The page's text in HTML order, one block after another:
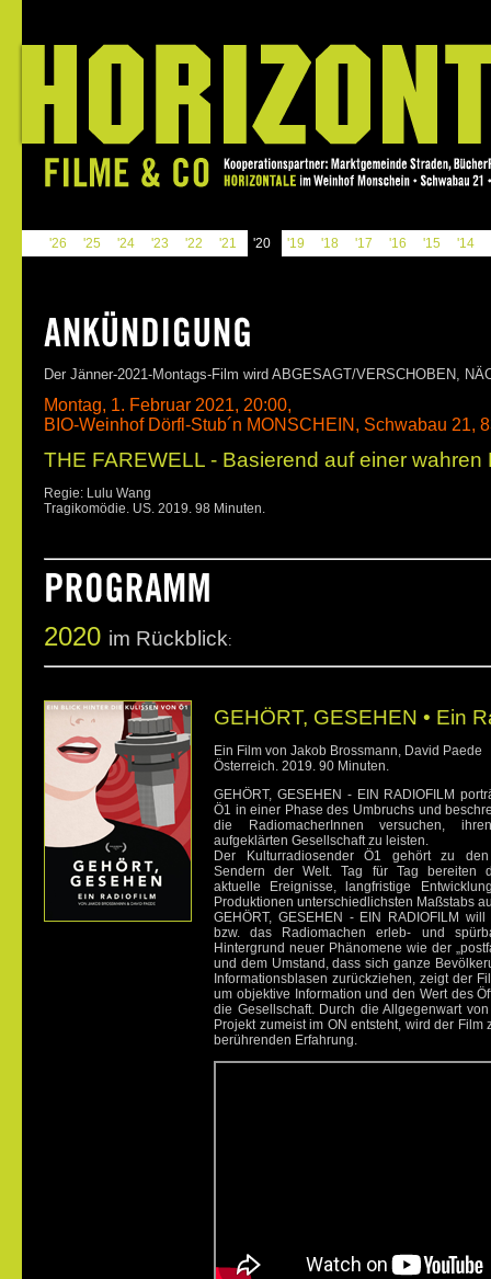
'26 '25 '24 '23 '22 '21 '20 '19 '18 '17 '16 '15 '14
Der Jänner-2021-Montags-Film wird ABGESAGT/VERSCHOBEN,
Montag, 1. Februar 2021, 20:00,
BIO-Weinhof Dörfl-Stub´n MONSCHEIN, Schwabau 21,
THE FAREWELL - Basierend auf einer wahren
Regie: Lulu Wang
Tragikomödie. US. 2019. 98 Minuten.
2020 im Rückblick:
GEHÖRT, GESEHEN • Ein
Ein Film von Jakob Brossmann, David Paede
Österreich. 2019. 90 Minuten.
GEHÖRT, GESEHEN - EIN RADIOFILM
Ö1 in einer Phase des Umbruchs und
die RadiomacherInnen versuchen,
aufgeklärten Gesellschaft zu leisten.
Der Kulturradiosender Ö1 gehört zu den
Sendern der Welt. Tag für Tag bereiten
aktuelle Ereignisse, langfristige
Produktionen unterschiedlichsten Maßstabs
GEHÖRT, GESEHEN - EIN RADIOFILM
bzw. das Radiomachen erleb- und
Hintergrund neuer Phänomene wie der
und dem Umstand, dass sich ganze
Informationsblasen zurückziehen, zeigt der
um objektive Information und den Wert des
die Gesellschaft. Durch die Allgegenwart
Projekt zumeist im ON entsteht, wird der
berührenden Erfahrung.